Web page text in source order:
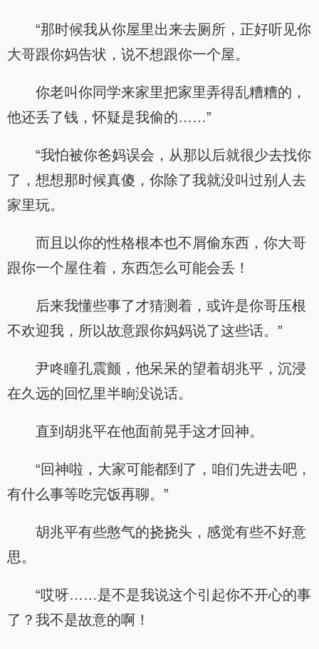
“那时候我从你屋里出来去厕所，正好听见你
大哥跟你妈告状，说不想跟你一个屋。
你老叫你同学来家里把家里弄得乱糟糟的，
他还丢了钱，怀疑是我偷的……”
“我怕被你爸妈误会，从那以后就很少去找你
了，想想那时候真傻，你除了我就没叫过别人去
家里玩。
而且以你的性格根本也不屑偷东西，你大哥
跟你一个屋住着，东西怎么可能会丢！
后来我懂些事了才猜测着，或许是你哥压根
不欢迎我，所以故意跟你妈妈说了这些话。”
尹咚瞳孔震颤，他呆呆的望着胡兆平，沉浸
在久远的回忆里半晌没说话。
直到胡兆平在他面前晃手这才回神。
“回神啦，大家可能都到了，咱们先进去吧，
有什么事等吃完饭再聊。”
胡兆平有些憨气的挠挠头，感觉有些不好意
思。
“哎呀……是不是我说这个引起你不开心的事
了？我不是故意的啊！